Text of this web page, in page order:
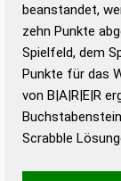
beanstandet,
zehn Punkte
Spielfeld, dem
Punkte für das
von B|A|R|E|R
Scrabble